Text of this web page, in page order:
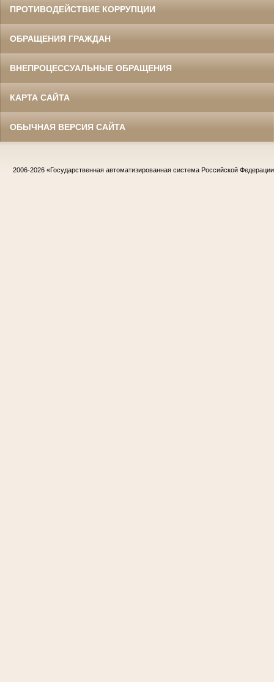
ПРОТИВОДЕЙСТВИЕ КОРРУПЦИИ
ОБРАЩЕНИЯ ГРАЖДАН
ВНЕПРОЦЕССУАЛЬНЫЕ ОБРАЩЕНИЯ
КАРТА САЙТА
ОБЫЧНАЯ ВЕРСИЯ САЙТА
2006-2026 «Государственная автоматизированная система Российской